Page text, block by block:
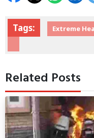
Tags: Extreme
Related Posts